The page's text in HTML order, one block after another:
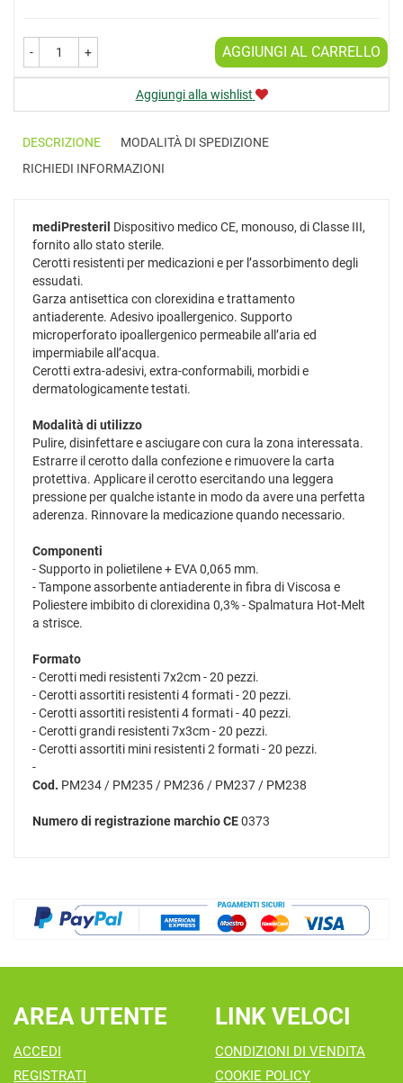
- + AGGIUNGI AL CARRELLO
Aggiungi alla wishlist
DESCRIZIONE
MODALITÀ DI SPEDIZIONE
RICHIEDI INFORMAZIONI
mediPresteril Dispositivo medico CE, monouso, di Classe III,
fornito allo stato sterile.
Cerotti resistenti per medicazioni e per l’assorbimento degli
essudati.
Garza antisettica con clorexidina e trattamento
antiaderente. Adesivo ipoallergenico. Supporto
microperforato ipoallergenico permeabile all’aria ed
impermiabile all’acqua.
Cerotti extra-adesivi, extra-conformabili, morbidi e
dermatologicamente testati.
Modalità di utilizzo
Pulire, disinfettare e asciugare con cura la zona interessata.
Estrarre il cerotto dalla confezione e rimuovere la carta
protettiva. Applicare il cerotto esercitando una leggera
pressione per qualche istante in modo da avere una perfetta
aderenza. Rinnovare la medicazione quando necessario.
Componenti
- Supporto in polietilene + EVA 0,065 mm.
- Tampone assorbente antiaderente in fibra di Viscosa e
Poliestere imbibito di clorexidina 0,3% - Spalmatura Hot-Melt
a strisce.
Formato
- Cerotti medi resistenti 7x2cm - 20 pezzi.
- Cerotti assortiti resistenti 4 formati - 20 pezzi.
- Cerotti assortiti resistenti 4 formati - 40 pezzi.
- Cerotti grandi resistenti 7x3cm - 20 pezzi.
- Cerotti assortiti mini resistenti 2 formati - 20 pezzi.
-
Cod. PM234 / PM235 / PM236 / PM237 / PM238
Numero di registrazione marchio CE0373
AREA UTENTE
ACCEDI
REGISTRATI
LINK VELOCI
CONDIZIONI DI VENDITA
COOKIE POLICY